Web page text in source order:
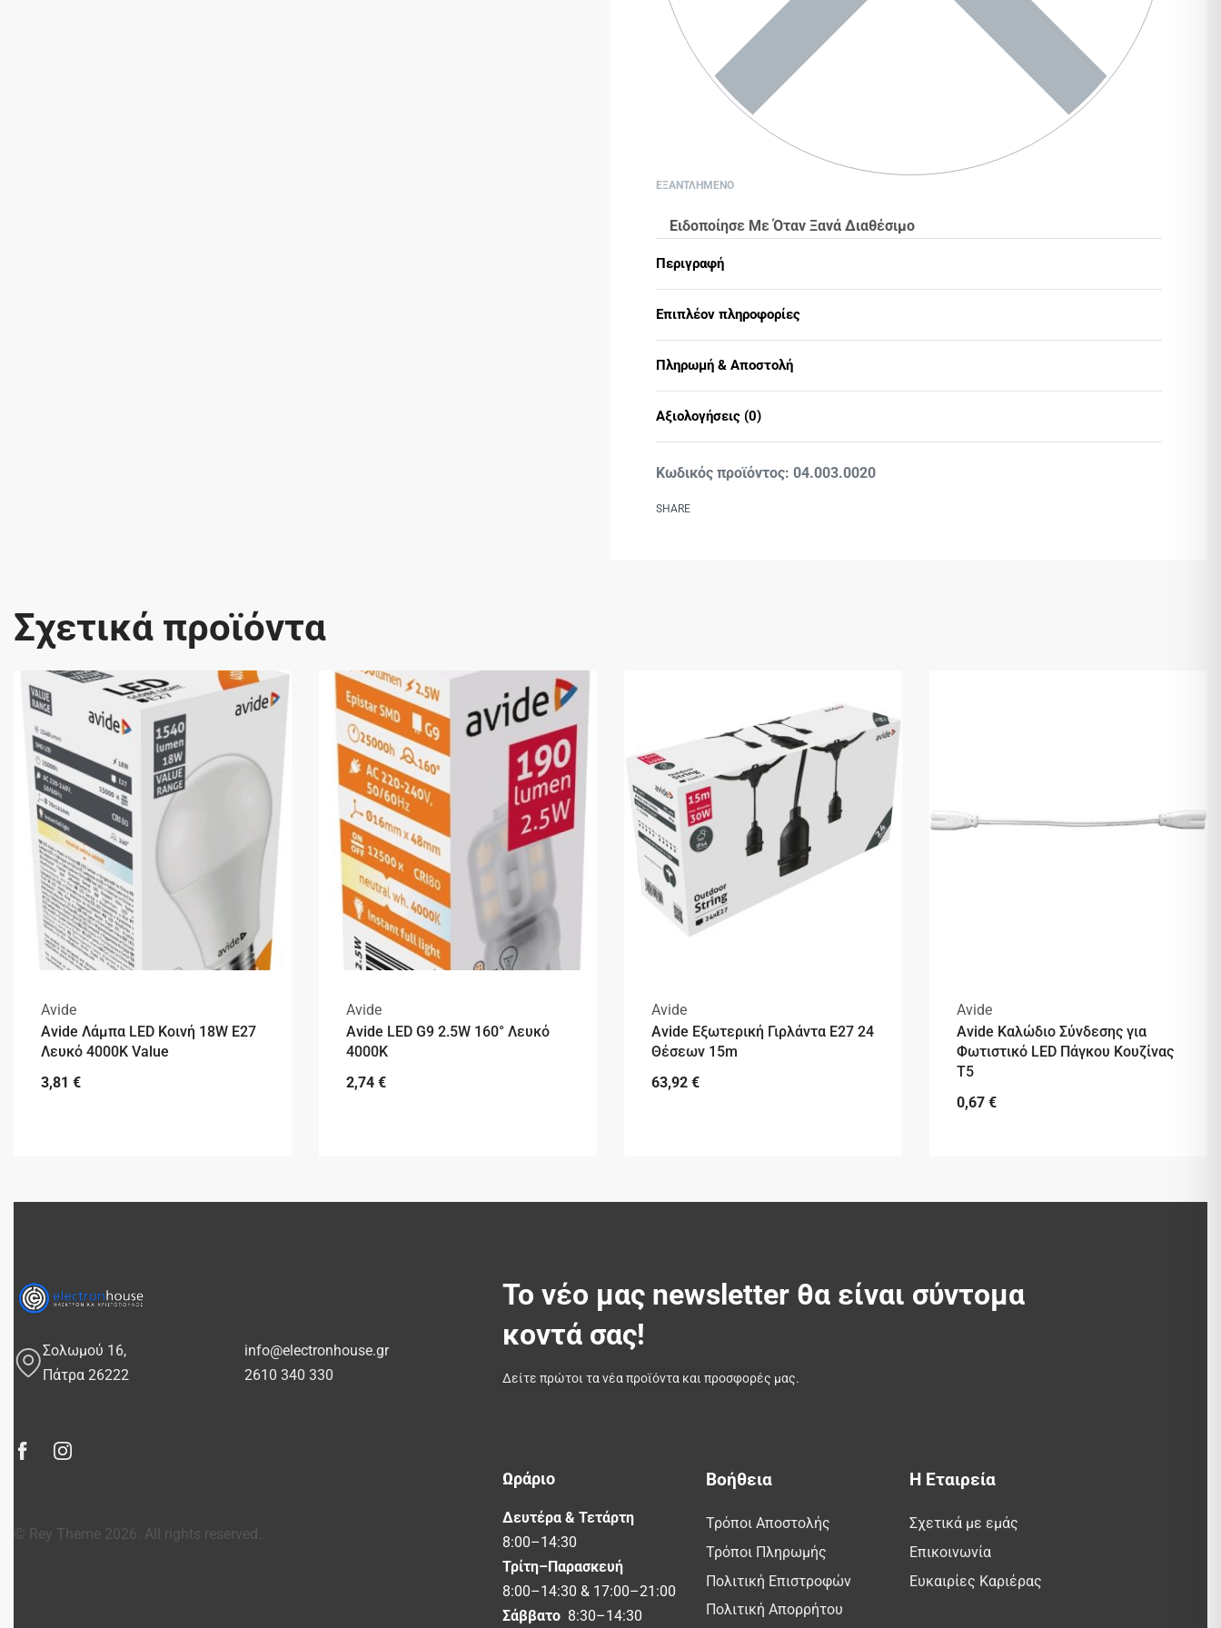
ΕΞΑΝΤΛΗΜΕΝΟ
Ειδοποίησε Με Όταν Ξανά Διαθέσιμο
Περιγραφή
Επιπλέον πληροφορίες
Πληρωμή & Αποστολή
Αξιολογήσεις (0)
04.003.0020
SHARE
Σχετικά προϊόντα
Avide
Avide Λάμπα LED Κοινή 18W E27
Λευκό 4000K Value
3,81 €
Avide
Avide LED G9 2.5W 160° Λευκό
4000K
2,74 €
Avide
Avide Εξωτερική Γιρλάντα E27 24
Θέσεων 15m
63,92 €
Avide
Avide Καλώδιο Σύνδεσης για
Φωτιστικό LED Πάγκου Κουζίνας
T5
0,67 €
Σολωμού 16,
Πάτρα 26222
info@electronhouse.gr
2610 340 330
© Rey Theme 2026. All rights reserved.
Το νέο μας newsletter θα είναι σύντομα
κοντά σας!
Δείτε πρώτοι τα νέα προϊόντα και προσφορές μας.
Ωράριο
Δευτέρα & Τετάρτη
8:00–14:30
Τρίτη–Παρασκευή
8:00–14:30 & 17:00–21:00
Σάββατο 8:30–14:30
Βοήθεια
Τρόποι Αποστολής
Τρόποι Πληρωμής
Πολιτική Επιστροφών
Πολιτική Απορρήτου
Η Εταιρεία
Σχετικά με εμάς
Επικοινωνία
Ευκαιρίες Καριέρας